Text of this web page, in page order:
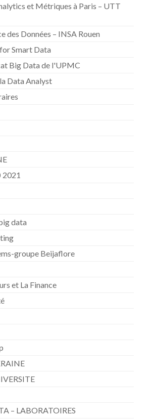
et Métriques à Paris – UTT
des Données – INSA Rouen
Smart Data
Big Data de l'UPMC
Data Analyst
2021
data
groupe Beijaflore
et La Finance
– LABORATOIRES